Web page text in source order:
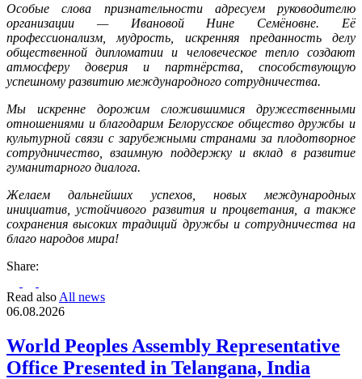
Особые слова признательности адресуем руководителю
организации — Ивановой Нине Семёновне. Её
профессионализм, мудрость, искренняя преданность делу
общественной дипломатии и человеческое тепло создают
атмосферу доверия и партнёрства, способствующую
успешному развитию международного сотрудничества.
Мы искренне дорожим сложившимися дружественными
отношениями и благодарим Белорусское общество дружбы и
культурной связи с зарубежными странами за плодотворное
сотрудничество, взаимную поддержку и вклад в развитие
гуманитарного диалога.
Желаем дальнейших успехов, новых международных
инициатив, устойчивого развития и процветания, а также
сохранения высоких традиций дружбы и сотрудничества на
благо народов мира!
Share:
Read also All news
06.08.2026
World Peoples Assembly Representative
Office Presented in Telangana, India